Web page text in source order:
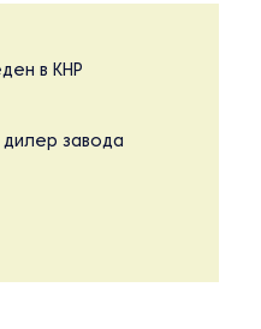
в КНР
завода